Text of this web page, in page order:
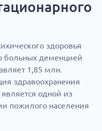
здоровья
больных деменцией
1,85 млн.
здравоохранения
одной из
пожилого населения